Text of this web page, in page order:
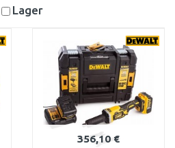
Lager
356,10 €